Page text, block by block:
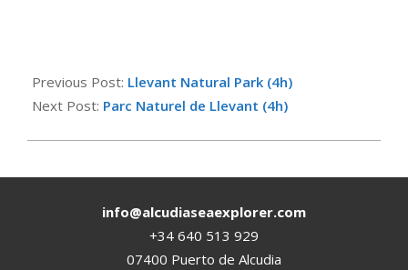
Previous Post: Llevant Natural Park (4h)
Next Post: Parc Naturel de Llevant (4h)
info@alcudiaseaexplorer.com
+34 640 513 929
07400 Puerto de Alcudia